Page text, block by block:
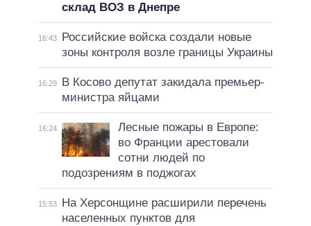
склад ВОЗ в Днепре
16:43
Российские войска создали новые
зоны контроля возле границы Украины
16:29
В Косово депутат закидала премьер-
министра яйцами
16:24
Лесные пожары в Европе:
во Франции арестовали
сотни людей по
подозрениям в поджогах
15:53
На Херсонщине расширили перечень
населенных пунктов для